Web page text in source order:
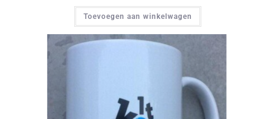
Toevoegen aan winkelwagen